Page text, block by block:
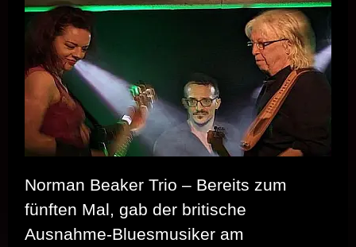
Norman Beaker Trio – Bereits zum
fünften Mal, gab der britische
Ausnahme-Bluesmusiker am